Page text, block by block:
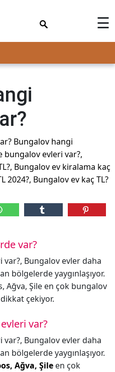
☰
Bungalov hangi
bungalov evleri var?,
Bungalov ev kiralama kaç
2024?, Bungalov ev kaç TL?
var?
Bungalov evler daha
bölgelerde yaygınlaşıyor.
Ağva, Şile en çok bungalov
çekiyor.
var?
var?, Bungalov evler daha
bölgelerde yaygınlaşıyor.
Ağva, Şile en çok